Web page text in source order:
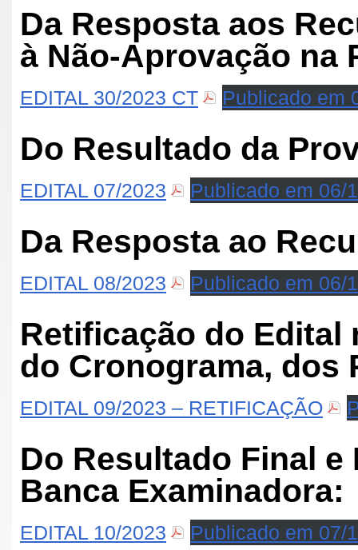
Da Resposta aos
à Não-Aprovação na
EDITAL 30/2023 CT Publicado em
Do Resultado da
EDITAL 07/2023 Publicado em 06/
Da Resposta ao
EDITAL 08/2023 Publicado em 06/
Retificação do Edital
do Cronograma, dos
EDITAL 09/2023 – RETIFICAÇÃO
Do Resultado Final
Banca Examinadora:
EDITAL 10/2023 Publicado em 07/